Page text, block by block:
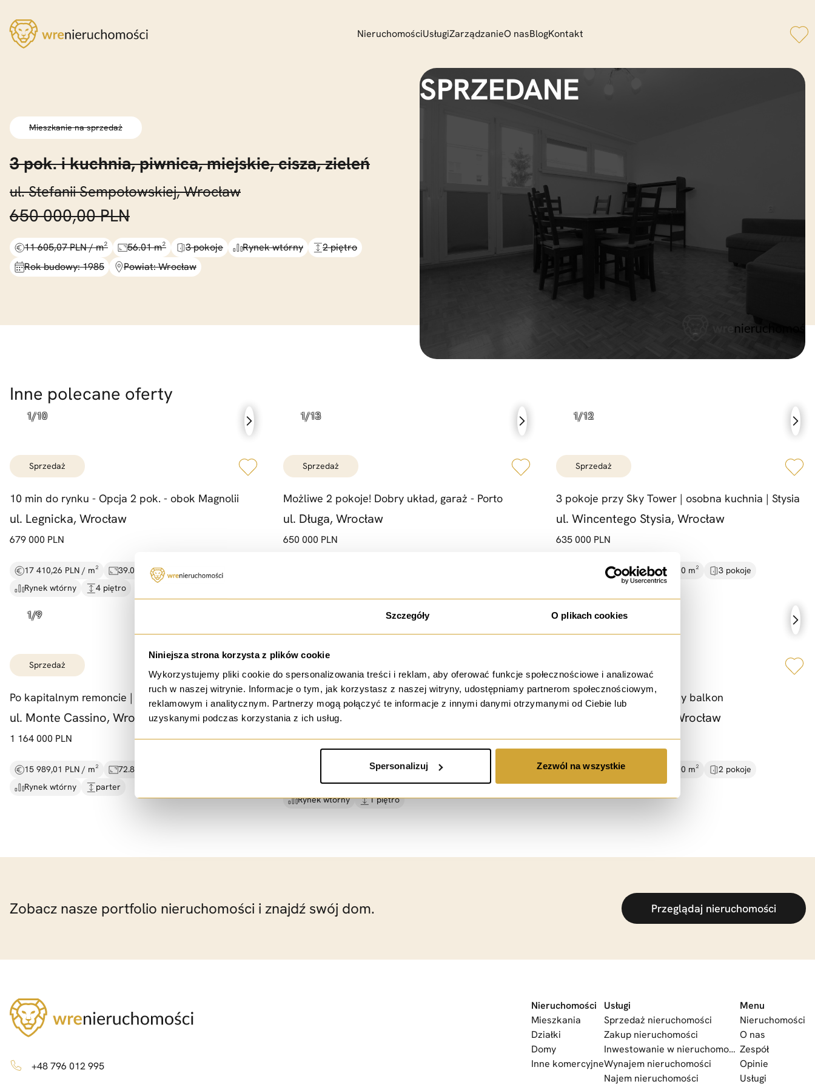
Szczegóły O plikach cookies
Niniejsza strona korzysta z plików cookie
Wykorzystujemy pliki cookie do spersonalizowania treści i reklam, aby oferować funkcje społecznościowe i analizować
ruch w naszej witrynie. Informacje o tym, jak korzystasz z naszej witryny, udostępniamy partnerom społecznościowym,
reklamowym i analitycznym. Partnerzy mogą połączyć te informacje z innymi danymi otrzymanymi od Ciebie lub
uzyskanymi podczas korzystania z ich usług.
Spersonalizuj Zezwól na wszystkie
NieruchomościUsługiZarządzanieO nasBlogKontakt
Mieszkanie na sprzedaż
3 pok. i kuchnia,piwnica,miejskie,cisza,zieleń
ul. Stefanii Sempołowskiej, Wrocław
650 000,00 PLN
11 605,07 PLN / m² 56.01 m² 3 pokoje Rynek wtórny
2 piętro
Rok budowy: 1985
Powiat: Wrocław
Inne polecane oferty
sprzedaż
10 min do rynku - Opcja 2 pok. - obok Magnolii
ul. Legnicka, Wrocław
679 000 PLN
17 410,26 PLN / m² 39.00 m²
2 pokoje
Rynek wtórny
4 piętro
sprzedaż
Możliwe 2 pokoje! Dobry układ,garaż -Porto
ul. Długa, Wrocław
650 000 PLN
sprzedaż
3 pokoje przy Sky Tower | osobna kuchnia | Stysia
ul. Wincentego Stysia, Wrocław
635 000 PLN
10 948,28 PLN / m² 58.00 m²
3 pokoje
sprzedaż
Po kapitalnym remoncie | 8 m2 | Sępolno |
ul. Monte Cassino, Wrocław
1 164 000 PLN
15 989,01 PLN / m² 72.80 m²
Rynek wtórny
parter
=Przestronne 2 pokoje= Rozbrat= Park Tołpy =
PWWA=
596 490 PLN
10 241,93 PLN / m² 58.24 m²
2 pokoje
Rynek wtórny
1 piętro
Gaj |Blisko tramwaj | Duży balkon
ul. Jerzego Kukuczki, Wrocław
650 000 PLN
14 130,43 PLN / m² 46.00 m²
2 pokoje
Rynek wtórny
parter
Zobacz nasze portfolio nieruchomości i znajdź swój dom. Przeglądaj nieruchomości
+48 796 012 995
Nieruchomości
Mieszkania
Działki
Domy
Inne komercyjne
Usługi
Sprzedaż nieruchomości
Zakup nieruchomości
Inwestowanie w nieruchomości
Wynajem nieruchomości
Najem nieruchomości
Menu
Nieruchomości
O nas
Zespół
Opinie
Usługi